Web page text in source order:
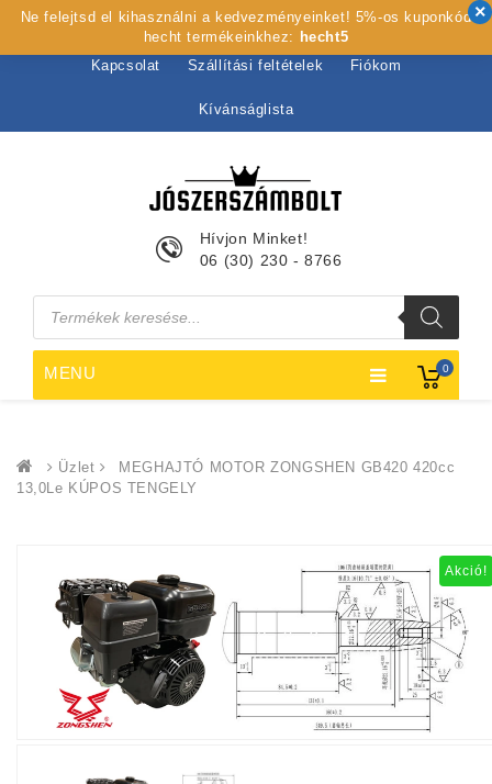
Kezdőlap Rólunk Webshop Szolgáltatások
Kapcsolat Szállítási feltételek Fiókom
Kívánságlista
0
Hívjon Minket!
06 (30) 230 - 8766
Products
search
MENU
Üzlet
MEGHAJTÓ MOTOR ZONGSHEN GB420 420cc
13,0Le KÚPOS TENGELY
Akció!
Ne felejtsd el kihasználni a kedvezményeinket! 5%-os kuponkód
hecht termékeinkhez: hecht5